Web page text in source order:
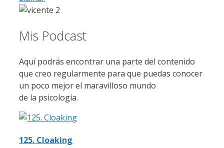
Mis Podcast
Aquí podrás encontrar una parte del contenido
que creo regularmente para que puedas conocer
un poco mejor el maravilloso mundo
de la psicología.
125. Cloaking